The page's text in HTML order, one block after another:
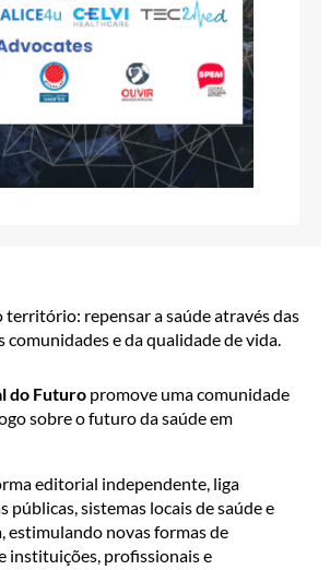
território: repensar a saúde através das
comunidades e da qualidade de vida.
do Futuro promove uma comunidade
sobre o futuro da saúde em
editorial independente, liga
públicas, sistemas locais de saúde e
estimulando novas formas de
instituições, profissionais e